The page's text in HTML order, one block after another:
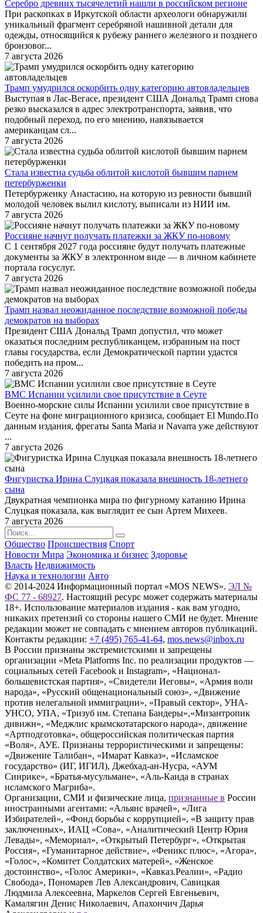
Серебро древних тысячелетий нашли в российском регионе
При раскопках в Иркутской области археологи обнаружили
уникальный фрагмент серебряной нашивной детали для
одежды, относящийся к рубежу раннего железного и позднего
бронзовог...
7 августа 2026
Трамп умудрился оскорбить одну категорию автовладельцев
Выступая в Лас-Вегасе, президент США Дональд Трамп снова
резко высказался в адрес электротранспорта, заявив, что
подобный переход, по его мнению, навязывается
американцам сл...
7 августа 2026
Стала известна судьба облитой кислотой бывшим парнем
петербурженки
Петербурженку Анастасию, на которую из ревности бывший
молодой человек вылил кислоту, выписали из НИИ им.
7 августа 2026
Россияне начнут получать платежки за ЖКУ по-новому
С 1 сентября 2027 года россияне будут получать платежные
документы за ЖКУ в электронном виде — в личном кабинете
портала госуслуг.
7 августа 2026
Трамп назвал неожиданное последствие возможной победы
демократов на выборах
Президент США Дональд Трамп допустил, что может
оказаться последним республиканцем, избранным на пост
главы государства, если Демократической партии удастся
победить на пром...
7 августа 2026
ВМС Испании усилили свое присутствие в Сеуте
Военно-морские силы Испании усилили свое присутствие в
Сеуте на фоне миграционного кризиса, сообщает El Mundo.По
данным издания, фрегаты Santa Maria и Navarra уже действуют
...
7 августа 2026
Фигуристка Ирина Слуцкая показала внешность 18-летнего
сына
Двукратная чемпионка мира по фигурному катанию Ирина
Слуцкая показала, как выглядит ее сын Артем Михеев.
7 августа 2026
Общество Происшествия Спорт
Новости Мира Экономика и бизнес Здоровье
Власть Недвижимость
Наука и технологии Авто
© 2014-2024 Информационный портал «MOS NEWS». ЭЛ №
ФС 77 - 68927. Настоящий ресурс может содержать материалы
18+. Использование материалов издания - как вам угодно,
никаких претензий со стороны нашего СМИ не будет. Мнение
редакции может не совпадать с мнением авторов публикаций.
Контакты редакции: +7 (495) 765-41-64, mos.news@inbox.ru
В России признаны экстремистскими и запрещены
организации «Meta Platforms Inc. по реализации продуктов —
социальных сетей Facebook и Instagram», «Национал-
большевистская партия», «Свидетели Иеговы», «Армия воли
народа», «Русский общенациональный союз», «Движение
против нелегальной иммиграции», «Правый сектор», УНА-
УНСО, УПА, «Тризуб им. Степана Бандеры»,«Мизантропик
дивижн», «Меджлис крымскотатарского народа», движение
«Артподготовка», общероссийская политическая партия
«Воля», АУЕ. Признаны террористическими и запрещены:
«Движение Талибан», «Имарат Кавказ», «Исламское
государство» (ИГ, ИГИЛ), Джебхад-ан-Нусра, «АУМ
Синрике», «Братья-мусульмане», «Аль-Каида в странах
исламского Магриба».
Организации, СМИ и физические лица, признанные в России
иностранными агентами: «Альянс врачей», «Лига
Избирателей», «Фонд борьбы с коррупцией», «В защиту прав
заключенных», ИАЦ «Сова», «Аналитический Центр Юрия
Левады», «Мемориал», «Открытый Петербург», «Открытая
Россия», «Гуманитарное действие», «Феникс плюс», «Агора»,
«Голос», «Комитет Солдатских матерей», «Женское
достоинство», «Голос Америки», «Кавказ.Реалии», «Радио
Свобода», Пономарев Лев Александрович, Савицкая
Людмила Алексеевна, Маркелов Сергей Евгеньевич,
Камалягин Денис Николаевич, Апахончич Дарья